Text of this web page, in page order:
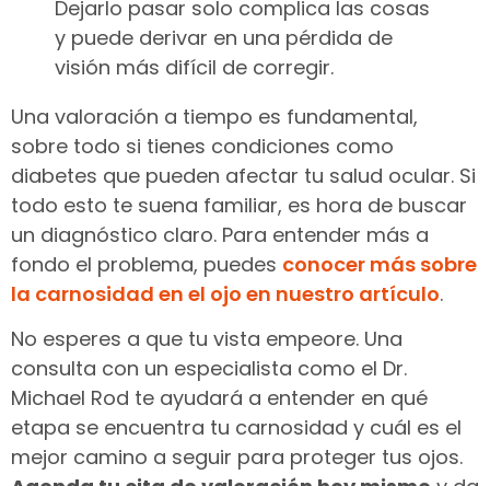
Dejarlo pasar solo complica las cosas
y puede derivar en una pérdida de
visión más difícil de corregir.
Una valoración a tiempo es fundamental,
sobre todo si tienes condiciones como
diabetes que pueden afectar tu salud ocular. Si
todo esto te suena familiar, es hora de buscar
un diagnóstico claro. Para entender más a
fondo el problema, puedes conocer más sobre
la carnosidad en el ojo en nuestro artículo.
No esperes a que tu vista empeore. Una
consulta con un especialista como el Dr.
Michael Rod te ayudará a entender en qué
etapa se encuentra tu carnosidad y cuál es el
mejor camino a seguir para proteger tus ojos.